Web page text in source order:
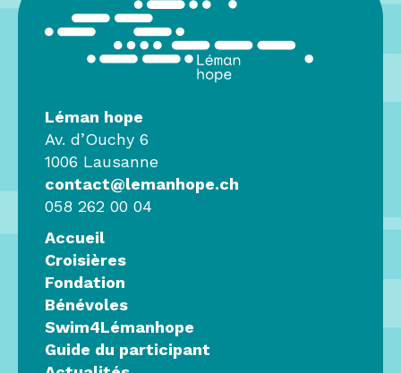
Léman hope
Av. d’Ouchy 6
1006 Lausanne
contact@lemanhope.ch
058 262 00 04
Accueil
Croisières
Fondation
Bénévoles
Swim4Lémanhope
Guide du participant